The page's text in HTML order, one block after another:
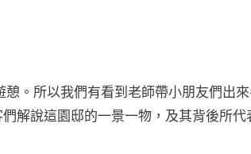
。所以我們有看到老師帶小朋友們出
解說這園邸的一景一物，及其背後所代